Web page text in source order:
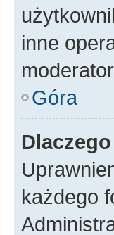
inne
Góra
każdego